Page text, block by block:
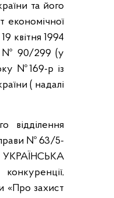
та його
економічної
квітня 1994
№ 90/299 (у
№169-р із
( надалі
відділення
№ 63/5-
«Про захист